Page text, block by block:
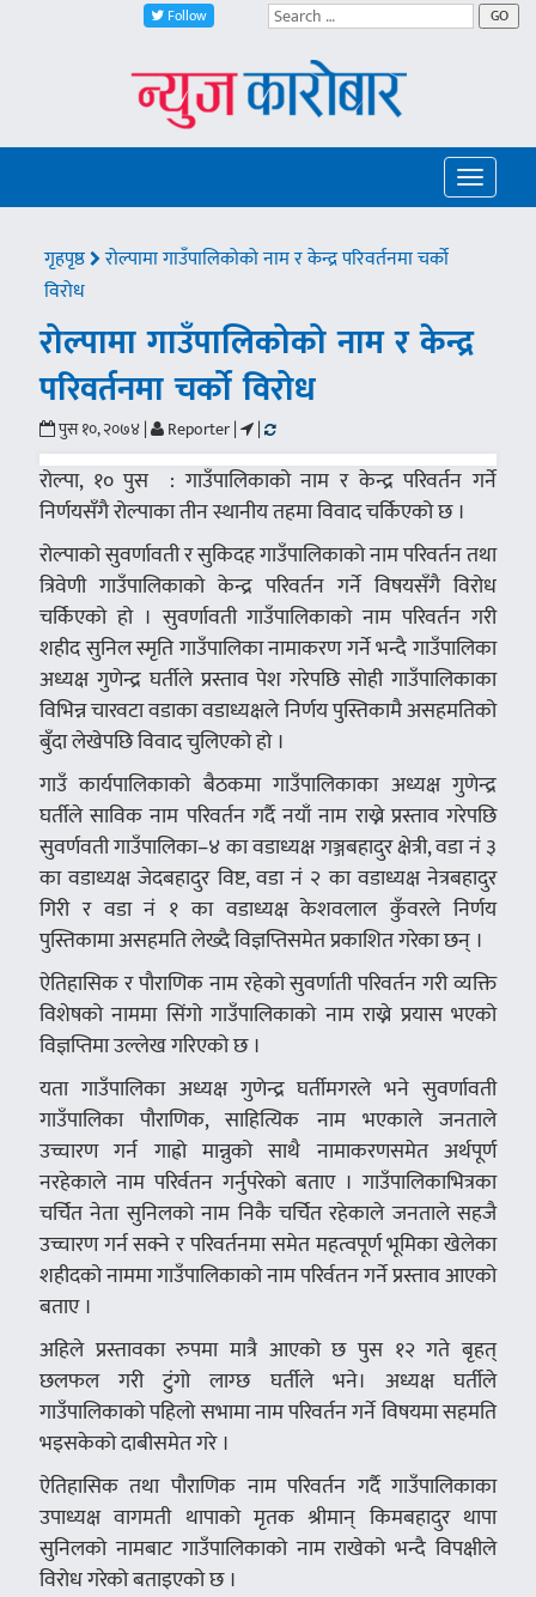
Follow GO
Toggle
गृहपृष्ठ
रोल्पामा गाउँपालिकोको नाम र केन्द्र परिवर्तनमा चर्को
विरोध
रोल्पामा गाउँपालिकोको नाम र केन्द्र
परिवर्तनमा चर्को विरोध
पुस १०, २०७४ | Reporter | |
रोल्पा, १० पुस : गाउँपालिकाको नाम र केन्द्र परिवर्तन गर्ने
निर्णयसँगै रोल्पाका तीन स्थानीय तहमा विवाद चर्किएको छ ।
रोल्पाको सुवर्णावती र सुकिदह गाउँपालिकाको नाम परिवर्तन तथा
त्रिवेणी गाउँपालिकाको केन्द्र परिवर्तन गर्ने विषयसँगै विरोध
चर्किएको हो । सुवर्णावती गाउँपालिकाको नाम परिवर्तन गरी
शहीद सुनिल स्मृति गाउँपालिका नामाकरण गर्ने भन्दै गाउँपालिका
अध्यक्ष गुणेन्द्र घर्तीले प्रस्ताव पेश गरेपछि सोही गाउँपालिकाका
विभिन्न चारवटा वडाका वडाध्यक्षले निर्णय पुस्तिकामै असहमतिको
बुँदा लेखेपछि विवाद चुलिएको हो ।
गाउँ कार्यपालिकाको बैठकमा गाउँपालिकाका अध्यक्ष गुणेन्द्र
घर्तीले साविक नाम परिवर्तन गर्दै नयाँ नाम राख्ने प्रस्ताव गरेपछि
सुवर्णवती गाउँपालिका–४ का वडाध्यक्ष गञ्जबहादुर क्षेत्री, वडा नं ३
का वडाध्यक्ष जेदबहादुर विष्ट, वडा नं २ का वडाध्यक्ष नेत्रबहादुर
गिरी र वडा नं १ का वडाध्यक्ष केशवलाल कुँवरले निर्णय
पुस्तिकामा असहमति लेख्दै विज्ञप्तिसमेत प्रकाशित गरेका छन् ।
ऐतिहासिक र पौराणिक नाम रहेको सुवर्णाती परिवर्तन गरी व्यक्ति
विशेषको नाममा सिंगो गाउँपालिकाको नाम राख्ने प्रयास भएको
विज्ञप्तिमा उल्लेख गरिएको छ ।
यता गाउँपालिका अध्यक्ष गुणेन्द्र घर्तीमगरले भने सुवर्णावती
गाउँपालिका पौराणिक, साहित्यिक नाम भएकाले जनताले
उच्चारण गर्न गाह्रो मान्नुको साथै नामाकरणसमेत अर्थपूर्ण
नरहेकाले नाम परिर्वतन गर्नुपरेको बताए । गाउँपालिकाभित्रका
चर्चित नेता सुनिलको नाम निकै चर्चित रहेकाले जनताले सहजै
उच्चारण गर्न सक्ने र परिवर्तनमा समेत महत्वपूर्ण भूमिका खेलेका
शहीदको नाममा गाउँपालिकाको नाम परिर्वतन गर्ने प्रस्ताव आएको
बताए ।
अहिले प्रस्तावका रुपमा मात्रै आएको छ पुस १२ गते बृहत्
छलफल गरी टुंगो लाग्छ घर्तीले भने। अध्यक्ष घर्तीले
गाउँपालिकाको पहिलो सभामा नाम परिवर्तन गर्ने विषयमा सहमति
भइसकेको दाबीसमेत गरे ।
ऐतिहासिक तथा पौराणिक नाम परिवर्तन गर्दै गाउँपालिकाका
उपाध्यक्ष वागमती थापाको मृतक श्रीमान् किमबहादुर थापा
सुनिलको नामबाट गाउँपालिकाको नाम राखेको भन्दै विपक्षीले
विरोध गरेको बताइएको छ ।